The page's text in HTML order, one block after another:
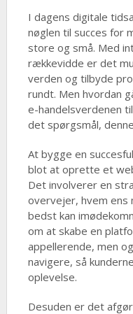
I dagens digitale
nøglen til succes for
store og små. Med
rækkevidde er det
verden og tilbyde
rundt. Men hvordan
e-handelsverdenen
det spørgsmål,
At bygge en
blot at oprette et
Det involverer en
overvejer, hvem ens
bedst kan
om at skabe en
appellerende, men
navigere, så
oplevelse.
Desuden er det